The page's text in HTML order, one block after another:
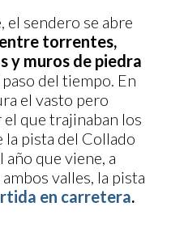
el sendero se abre
entre torrentes,
y muros de piedra
del tiempo. En
el vasto pero
que trajinaban los
la pista del Collado
año que viene, a
valles, la pista
en carretera.